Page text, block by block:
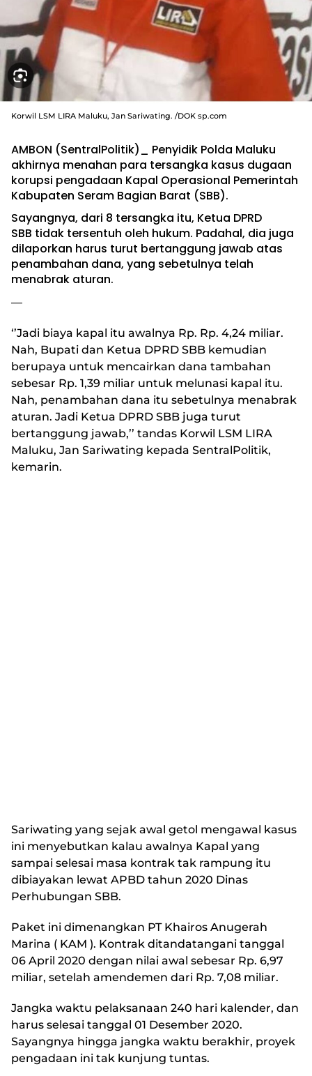
Korwil LSM LIRA Maluku, Jan Sariwating. /DOK sp.com
AMBON (SentralPolitik)_ Penyidik Polda Maluku
akhirnya menahan para tersangka kasus dugaan
korupsi pengadaan Kapal Operasional Pemerintah
Kabupaten Seram Bagian Barat (SBB).
Sayangnya, dari 8 tersangka itu, Ketua DPRD
SBB tidak tersentuh oleh hukum. Padahal, dia juga
dilaporkan harus turut bertanggung jawab atas
penambahan dana, yang sebetulnya telah
menabrak aturan.
—
‘’Jadi biaya kapal itu awalnya Rp. Rp. 4,24 miliar.
Nah, Bupati dan Ketua DPRD SBB kemudian
berupaya untuk mencairkan dana tambahan
sebesar Rp. 1,39 miliar untuk melunasi kapal itu.
Nah, penambahan dana itu sebetulnya menabrak
aturan. Jadi Ketua DPRD SBB juga turut
bertanggung jawab,’’ tandas Korwil LSM LIRA
Maluku, Jan Sariwating kepada SentralPolitik,
kemarin.
Sariwating yang sejak awal getol mengawal kasus
ini menyebutkan kalau awalnya Kapal yang
sampai selesai masa kontrak tak rampung itu
dibiayakan lewat APBD tahun 2020 Dinas
Perhubungan SBB.
Paket ini dimenangkan PT Khairos Anugerah
Marina ( KAM ). Kontrak ditandatangani tanggal
06 April 2020 dengan nilai awal sebesar Rp. 6,97
miliar, setelah amendemen dari Rp. 7,08 miliar.
Jangka waktu pelaksanaan 240 hari kalender, dan
harus selesai tanggal 01 Desember 2020.
Sayangnya hingga jangka waktu berakhir, proyek
pengadaan ini tak kunjung tuntas.